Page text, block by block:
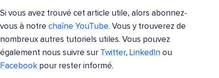
Si vous avez trouvé cet article utile, alors abonnez-
vous à notre chaîne YouTube. Vous y trouverez de
nombreux autres tutoriels utiles. Vous pouvez
également nous suivre sur Twitter, LinkedIn ou
Facebook pour rester informé.